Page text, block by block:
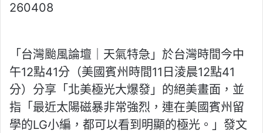
260408
「台灣颱風論壇｜天氣特急」於台灣時間今中
午12點41分（美國賓州時間11日淩晨12點41
分）分享「北美極光大爆發」的絕美畫面，並
指「最近太陽磁暴非常強烈，連在美國賓州留
學的LG小編，都可以看到明顯的極光。」發文